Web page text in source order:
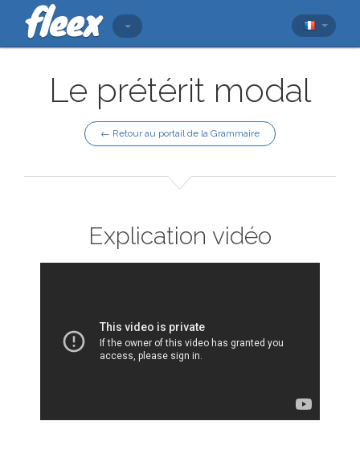
Le prétérit modal
← Retour au portail de la Grammaire
Explication vidéo